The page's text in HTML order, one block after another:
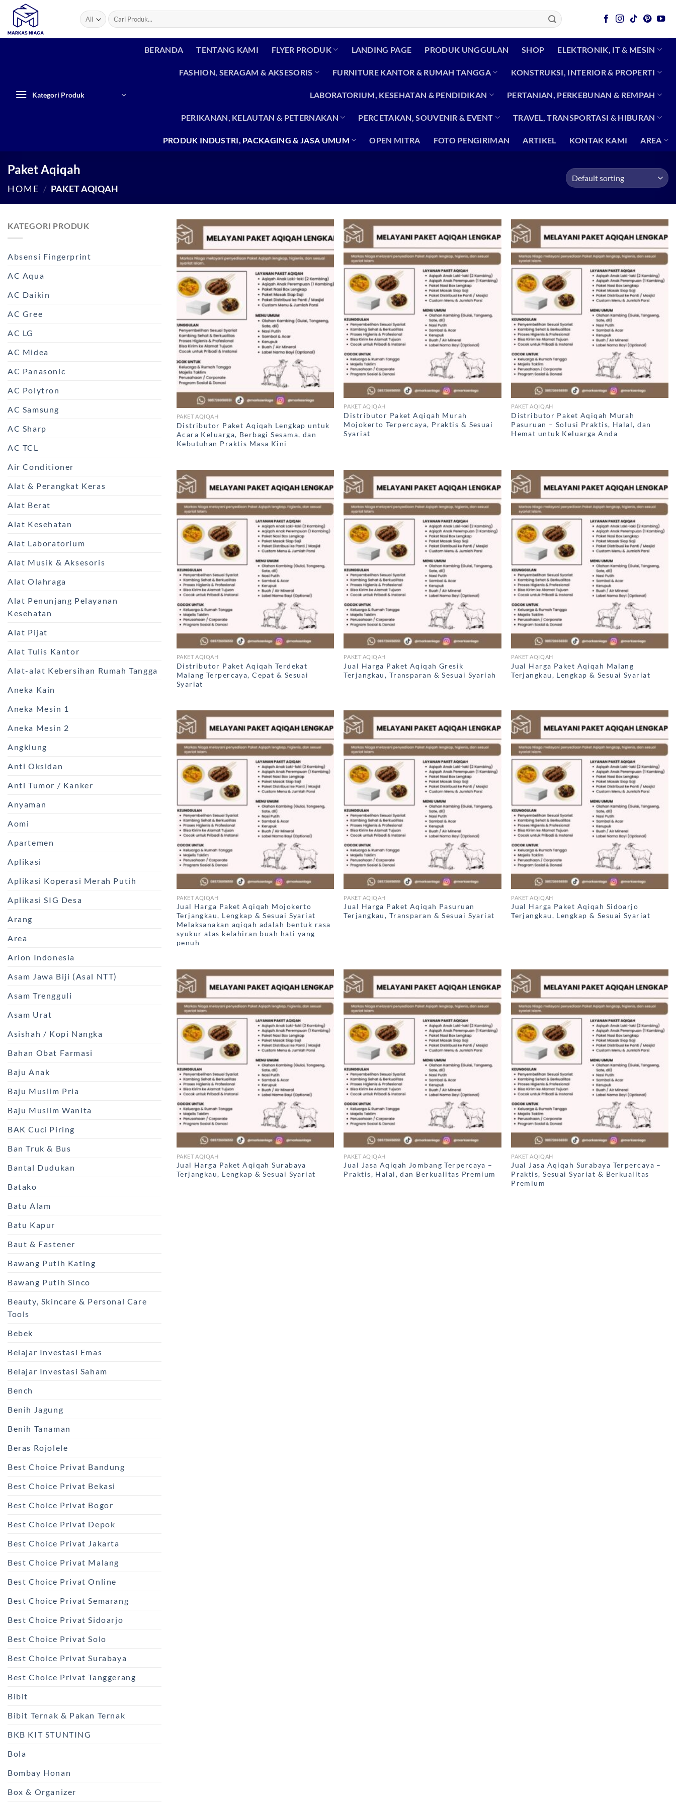
Skip
content
Search
for:
Kategori Produk
BERANDA TENTANG KAMI FLYER PRODUK LANDING PAGE PRODUK UNGGULAN SHOP ELEKTRONIK, IT & MESIN
FASHION, SERAGAM & AKSESORIS FURNITURE KANTOR & RUMAH TANGGA KONSTRUKSI, INTERIOR & PROPERTI
LABORATORIUM, KESEHATAN & PENDIDIKAN PERTANIAN, PERKEBUNAN & REMPAH
PERIKANAN, KELAUTAN & PETERNAKAN PERCETAKAN, SOUVENIR & EVENT TRAVEL, TRANSPORTASI & HIBURAN
PRODUK INDUSTRI, PACKAGING & JASA UMUM OPEN MITRA FOTO PENGIRIMAN ARTIKEL KONTAK KAMI AREA
Paket Aqiqah
HOME / PAKET AQIQAH
KATEGORI PRODUK
Absensi Fingerprint
AC Aqua
AC Daikin
AC Gree
AC LG
AC Midea
AC Panasonic
AC Polytron
AC Samsung
AC Sharp
AC TCL
Air Conditioner
Alat & Perangkat Keras
Alat Berat
Alat Kesehatan
Alat Laboratorium
Alat Musik & Aksesoris
Alat Olahraga
Alat Penunjang Pelayanan
Kesehatan
Alat Pijat
Alat Tulis Kantor
Alat-alat Kebersihan Rumah Tangga
Aneka Kain
Aneka Mesin 1
Aneka Mesin 2
Angklung
Anti Oksidan
Anti Tumor / Kanker
Anyaman
Aomi
Apartemen
Aplikasi
Aplikasi Koperasi Merah Putih
Aplikasi SIG Desa
Arang
Area
Arion Indonesia
Asam Jawa Biji (Asal NTT)
Asam Trengguli
Asam Urat
Asishah / Kopi Nangka
Bahan Obat Farmasi
Baju Anak
Baju Muslim Pria
Baju Muslim Wanita
BAK Cuci Piring
Ban Truk & Bus
Bantal Dudukan
Batako
Batu Alam
Batu Kapur
Baut & Fastener
Bawang Putih Kating
Bawang Putih Sinco
Beauty, Skincare & Personal Care
Tools
Bebek
Belajar Investasi Emas
Belajar Investasi Saham
Bench
Benih Jagung
Benih Tanaman
Beras Rojolele
Best Choice Privat Bandung
Best Choice Privat Bekasi
Best Choice Privat Bogor
Best Choice Privat Depok
Best Choice Privat Jakarta
Best Choice Privat Malang
Best Choice Privat Online
Best Choice Privat Semarang
Best Choice Privat Sidoarjo
Best Choice Privat Solo
Best Choice Privat Surabaya
Best Choice Privat Tanggerang
Bibit
Bibit Ternak & Pakan Ternak
BKB KIT STUNTING
Bola
Bombay Honan
Box & Organizer
PAKET AQIQAH
Distributor Paket Aqiqah Lengkap untuk
Acara Keluarga, Berbagi Sesama, dan
Kebutuhan Praktis Masa Kini
PAKET AQIQAH
Distributor Paket Aqiqah Murah
Mojokerto Terpercaya, Praktis & Sesuai
Syariat
PAKET AQIQAH
Distributor Paket Aqiqah Murah
Pasuruan – Solusi Praktis, Halal, dan
Hemat untuk Keluarga Anda
PAKET AQIQAH
Distributor Paket Aqiqah Terdekat
Malang Terpercaya, Cepat & Sesuai
Syariat
PAKET AQIQAH
Jual Harga Paket Aqiqah Gresik
Terjangkau, Transparan & Sesuai Syariah
PAKET AQIQAH
Jual Harga Paket Aqiqah Malang
Terjangkau, Lengkap & Sesuai Syariat
PAKET AQIQAH
Jual Harga Paket Aqiqah Mojokerto
Terjangkau, Lengkap & Sesuai Syariat
Melaksanakan aqiqah adalah bentuk rasa
syukur atas kelahiran buah hati yang
penuh
PAKET AQIQAH
Jual Harga Paket Aqiqah Pasuruan
Terjangkau, Transparan & Sesuai Syariat
PAKET AQIQAH
Jual Harga Paket Aqiqah Sidoarjo
Terjangkau, Lengkap & Sesuai Syariat
PAKET AQIQAH
Jual Harga Paket Aqiqah Surabaya
Terjangkau, Lengkap & Sesuai Syariat
PAKET AQIQAH
Jual Jasa Aqiqah Jombang Terpercaya –
Praktis, Halal, dan Berkualitas Premium
PAKET AQIQAH
Jual Jasa Aqiqah Surabaya Terpercaya –
Praktis, Sesuai Syariat & Berkualitas
Premium